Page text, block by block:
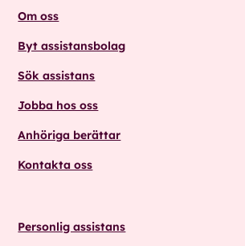
Om oss
Byt assistansbolag
Sök assistans
Jobba hos oss
Anhöriga berättar
Kontakta oss
Personlig assistans